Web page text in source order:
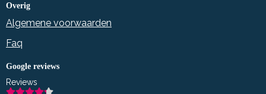
Overig
Algemene voorwaarden
Faq
Google reviews
Reviews